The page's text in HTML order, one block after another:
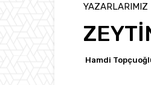
YAZARLARIMIZ
Hamdi